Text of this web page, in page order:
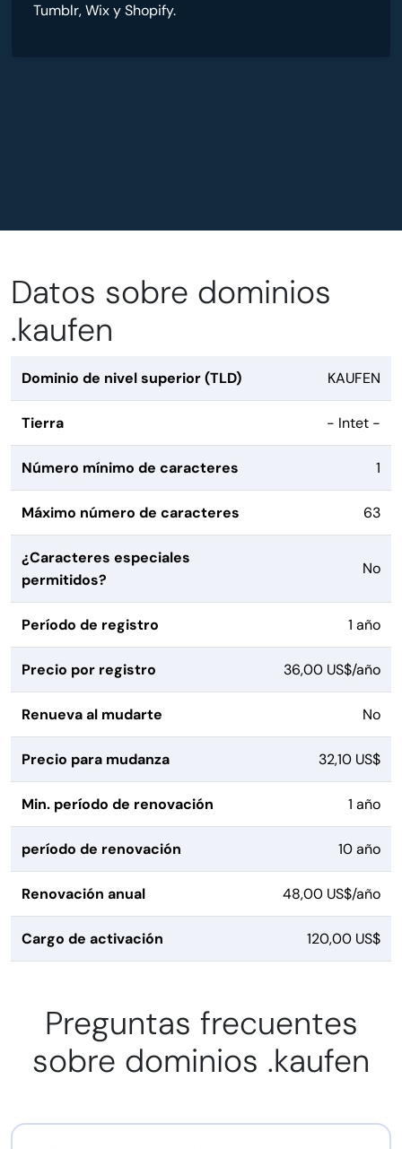
Tumblr, Wix y Shopify.
Datos sobre dominios
.kaufen
Dominio de nivel superior (TLD) KAUFEN
Tierra - Intet -
Número mínimo de caracteres 1
Máximo número de caracteres 63
¿Caracteres especiales
permitidos?
No
Período de registro 1 año
Precio por registro 36,00 US$/año
Renueva al mudarte No
Precio para mudanza 32,10 US$
Min. período de renovación 1 año
período de renovación 10 año
Renovación anual 48,00 US$/año
Cargo de activación 120,00 US$
Preguntas frecuentes
sobre dominios .kaufen